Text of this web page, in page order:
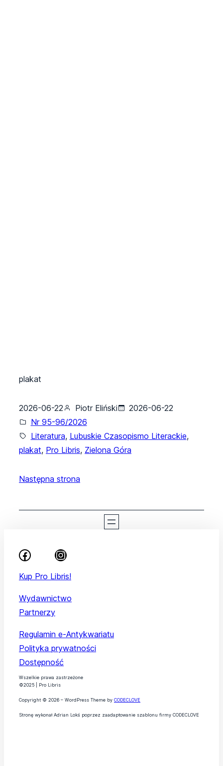
plakat
2026-06-22 Piotr Eliński
2026-06-22
Nr 95-96/2026
Literatura, Lubuskie Czasopismo Literackie,
plakat, Pro Libris, Zielona Góra
Następna strona
Kup Pro Libris!
Wydawnictwo
Partnerzy
Regulamin e-Antykwariatu
Polityka prywatności
Dostępność
Wszelkie prawa zastrzeżone
©2025 | Pro Libris
Copyright © 2026 – WordPress Theme by CODECLOVE
Stronę wykonał Adrian Lokś poprzez zaadaptowanie szablonu firmy CODECLOVE